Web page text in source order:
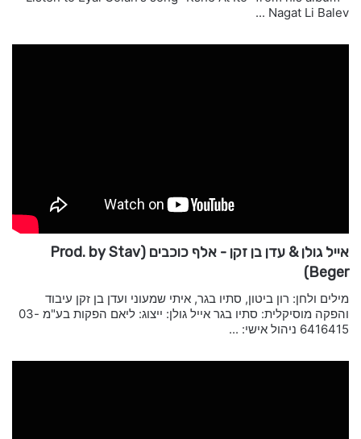
Nagat Li Balev ...
אייל גולן & עדן בן זקן - אלף כוכבים (Prod. by Stav
Beger)
מילים ולחן: רון ביטון, סתיו בגר, איתי שמעוני ועדן בן זקן עיבוד
והפקה מוסיקלית: סתיו בגר אייל גולן: ייצוג: ליאם הפקות בע"מ 03-
6416415 ניהול אישי: ...